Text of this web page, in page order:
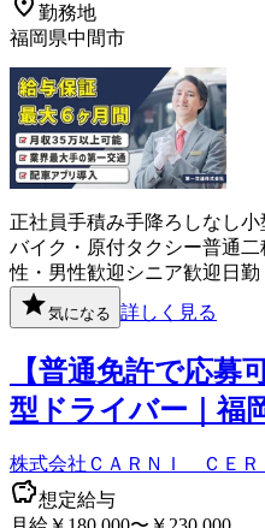
勤務地
福岡県中間市
正社員手積み手降ろしなし小
バイク・原付タクシー普通二
性・男性歓迎 シニア歓迎 日
気になる 詳しく見る
【普通免許で応募
型ドライバー｜福
株式会社ＣＡＲＮＩ ＣＥＲ
想定給与